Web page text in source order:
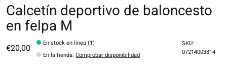
Calcetín deportivo de baloncesto
en felpa M
€20,00
En stock en línea (1)
En la tienda:Comprobar disponibilidad
SKU:
07214003814